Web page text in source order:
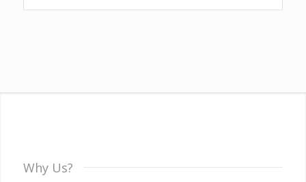
Why Us?